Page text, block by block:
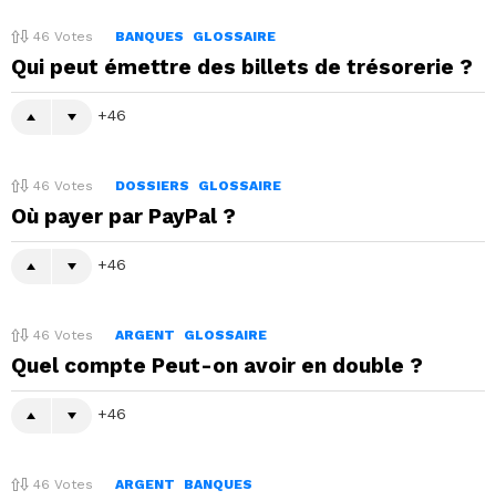
46 Votes BANQUES GLOSSAIRE
Qui peut émettre des billets de trésorerie ?
46
46 Votes DOSSIERS GLOSSAIRE
Où payer par PayPal ?
46
46 Votes ARGENT GLOSSAIRE
Quel compte Peut-on avoir en double ?
46
46 Votes ARGENT BANQUES